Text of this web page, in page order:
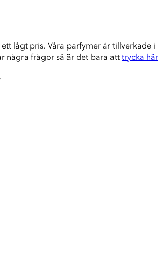
lågt pris. Våra parfymer är
några frågor så är det bara atttrycka här